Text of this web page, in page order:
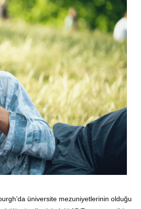
üniversite mezuniyetlerinin olduğu